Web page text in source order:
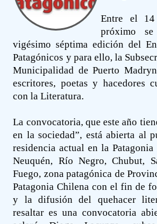
Entre el
próximo
vigésimo séptima edición del
Patagónicos y para ello, la
Municipalidad de Puerto
escritores, poetas y hacedores
con la Literatura.
La convocatoria, que este año
en la sociedad”, está abierta al
residencia actual en la
Neuquén, Río Negro, Chubut,
Fuego, zona patagónica de
Patagonia Chilena con el fin de
y la difusión del quehacer
resaltar es una convocatoria